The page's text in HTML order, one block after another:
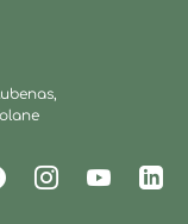
nous sur
Suivez-nous
Suivez-